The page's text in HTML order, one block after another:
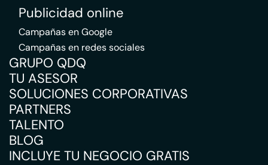
Publicidad online
Campañas en Google
Campañas en redes sociales
GRUPO QDQ
TU ASESOR
SOLUCIONES CORPORATIVAS
PARTNERS
TALENTO
BLOG
INCLUYE TU NEGOCIO GRATIS